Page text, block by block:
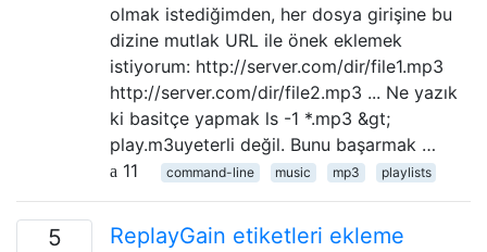
olmak istediğimden, her dosya girişine bu
dizine mutlak URL ile önek eklemek
istiyorum: http://server.com/dir/file1.mp3
http://server.com/dir/file2.mp3 ... Ne yazık
ki basitçe yapmak ls -1 *.mp3 &gt;
play.m3uyeterli değil. Bunu başarmak …
11
command-line music mp3 playlists
5 ReplayGain etiketleri ekleme